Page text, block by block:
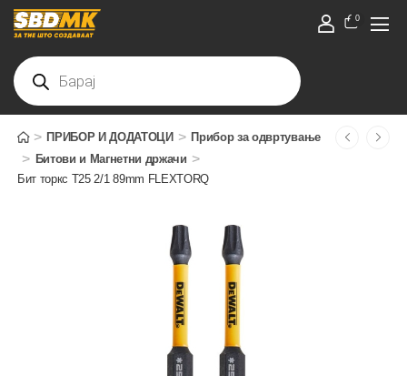
0
> ПРИБОР И ДОДАТОЦИ > Прибор за одвртување
> Битови и Магнетни држачи >
Бит торкс T25 2/1 89mm FLEXTORQ